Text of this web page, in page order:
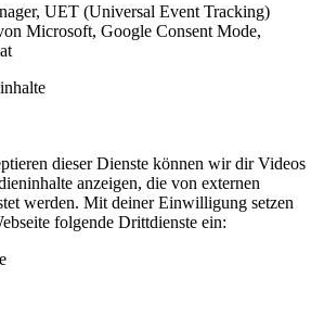
UET (Universal Event Tracking)
Microsoft, Google Consent Mode,
dieser Dienste können wir dir Videos
anzeigen, die von externen
werden. Mit deiner Einwilligung setzen
folgende Drittdienste ein: